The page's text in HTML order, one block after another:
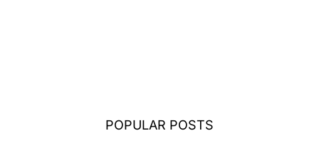
POPULAR POSTS